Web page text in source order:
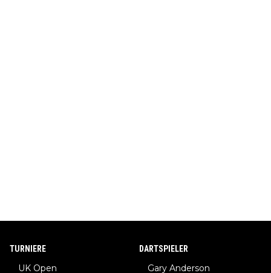
TURNIERE
UK Open
DARTSPIELER
Gary Anderson